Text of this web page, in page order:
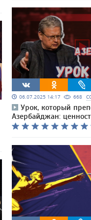
06.07.2025 14:17 668
Урок, который
Азербайджан: